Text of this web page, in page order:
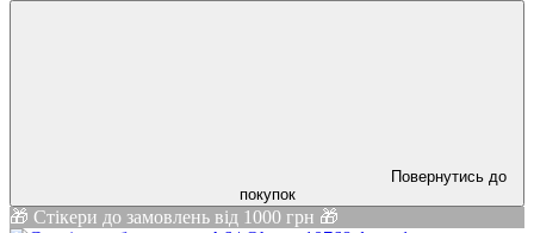
Повернутись до
покупок
🎁 Стікери до замовлень від 1000 грн 🎁